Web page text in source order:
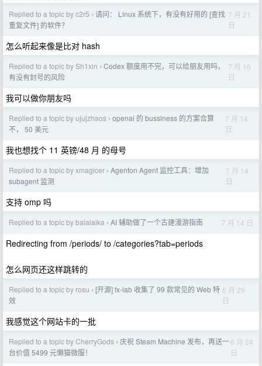
Replied to a topic by c2r5 › 请问： Linux 系统下，有没有好用的 [查找
重复文件] 的软件？
7 月 21
日
怎么听起来像是比对 hash
Replied to a topic by Sh1xin › Codex 额度用不完，可以给朋友用吗，
有没有封号的风险
7 月 16
日
我可以做你朋友吗
Replied to a topic by ujujzhaos › openai 的 bussiness 的方案合算
不， 50 美元
7 月 14
日
我也想找个 11 英镑/48 月 的母号
Replied to a topic by xmagicer › Agenton Agent 监控工具：增加
subagent 监测
7 月 14
日
支持 omp 吗
Replied to a topic by balalaika › AI 辅助做了一个古建漫游指南 7 月 14 日
Redirecting from /periods/ to /categories?tab=periods
怎么网页还这样跳转的
Replied to a topic by rosu › [开源] fx-lab 收集了 99 款常见的 Web 特
效
6 月 29
日
我感觉这个网站卡的一批
Replied to a topic by CherryGods › 庆祝 Steam Machine 发布，再送一
台价值 5499 元懒猫微服！
6 月 24
日